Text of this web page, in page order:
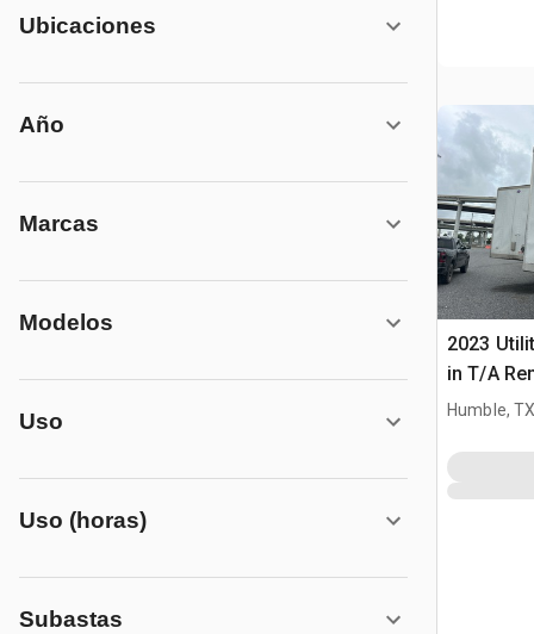
Ubicaciones
Año
Marcas
Modelos
Uso
Uso (horas)
Subastas
2023
in T/A
Humble,